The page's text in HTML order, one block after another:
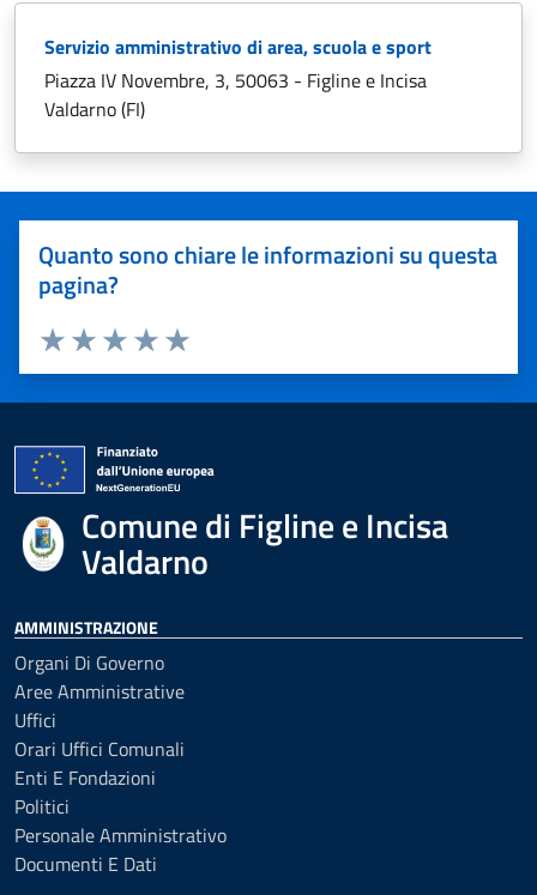
Servizio amministrativo di area, scuola e sport
Piazza IV Novembre, 3, 50063 - Figline e Incisa
Valdarno (FI)
Quanto sono chiare le informazioni su questa
pagina?
Valuta 5 stelle su 5
Valuta 4 stelle su 5
Valuta 3 stelle su 5
Valuta 2 stelle su 5
Valuta 1 stelle su 5
Comune di Figline e Incisa
Valdarno
AMMINISTRAZIONE
Organi Di Governo
Aree Amministrative
Uffici
Orari Uffici Comunali
Enti E Fondazioni
Politici
Personale Amministrativo
Documenti E Dati